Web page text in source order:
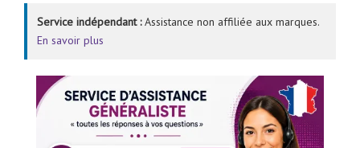
Service indépendant :Assistance non affiliée aux marques.
En savoir plus